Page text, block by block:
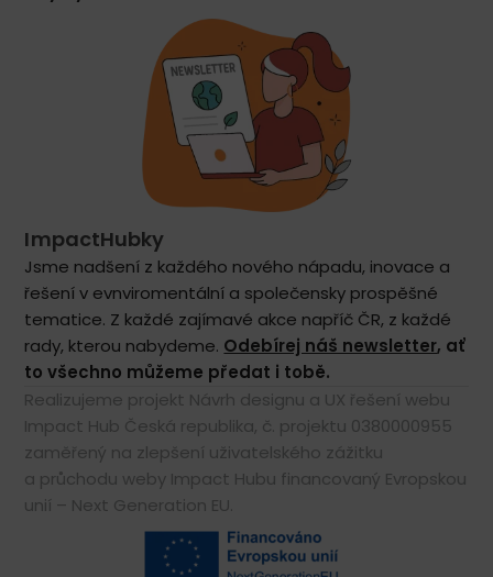
ImpactHubky
Jsme nadšení z každého nového nápadu, inovace a
řešení v evnviromentální a společensky prospěšné
tematice. Z každé zajímavé akce napříč ČR, z každé
rady, kterou nabydeme. Odebírej náš newsletter, ať
to všechno můžeme předat i tobě.
Realizujeme projekt Návrh designu a UX řešení webu
Impact Hub Česká republika, č. projektu 0380000955
zaměřený na zlepšení uživatelského zážitku
a průchodu weby Impact Hubu financovaný Evropskou
unií – Next Generation EU.